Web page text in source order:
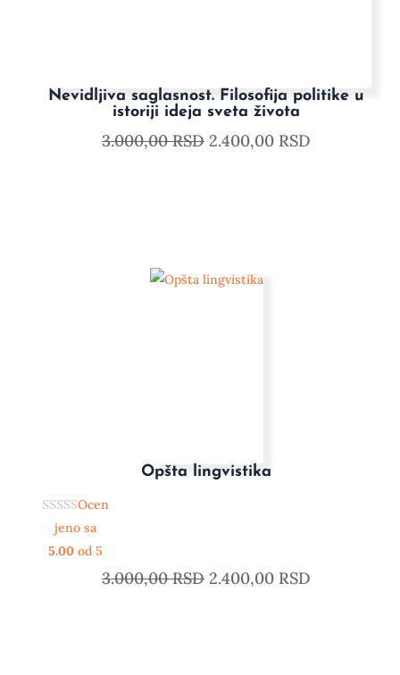
Nevidljiva saglasnost. Filosofija politike u
istoriji ideja sveta života
3.000,00RSD 2.400,00 RSD
Opšta lingvistika
Ocen
jeno sa
5.00od 5
3.000,00RSD 2.400,00 RSD